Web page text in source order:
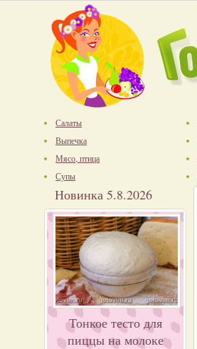
Салаты
Выпечка
Мясо, птица
Супы
Новинка 5.8.2026
Тонкое тесто для
пиццы на молоке